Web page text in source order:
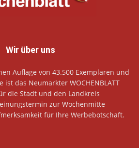
Wir über uns
Auflage von 43.500 Exemplaren und
das Neumarkter WOCHENBLATT
die Stadt und den Landkreis
zur Wochenmitte
für Ihre Werbebotschaft.